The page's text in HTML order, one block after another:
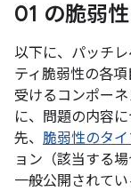
01 の脆弱
以下に、パッチ
ティ脆弱性の各
受けるコンポー
に、問題の内容
先、 脆弱性のタ
ョン（該当する
一般公開されてい